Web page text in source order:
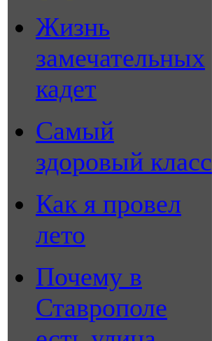
Жизнь
замечательных
кадет
Самый
здоровый класс
Как я провел
лето
Почему в
Ставрополе